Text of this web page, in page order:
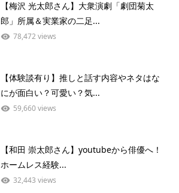
【梅沢 光太郎さん】大衆演劇「劇団菊太
郎」所属＆実業家の二足...
78,472 views
【体験談有り】推しと話す内容やネタはな
にが面白い？可愛い？気...
59,660 views
【和田 崇太郎さん】youtubeから俳優へ！
ホームレス経験...
32,443 views